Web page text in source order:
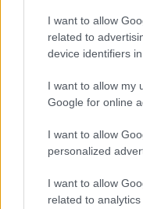
I want to allow
related to
device identifiers in
I want to allow my
Google for online
I want to allow
personalized
I want to allow
related to
Η έρευνα έχει
Καλάσνικοφ,
το κρατούσε
του σε υπόθεση
απόπειρα
καθώς επίσης
πυροβολισμούς
Το